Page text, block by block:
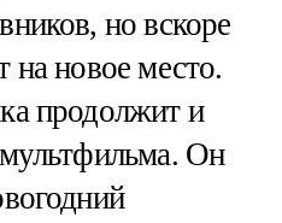
но вскоре
на новое место.
продолжит и
Он